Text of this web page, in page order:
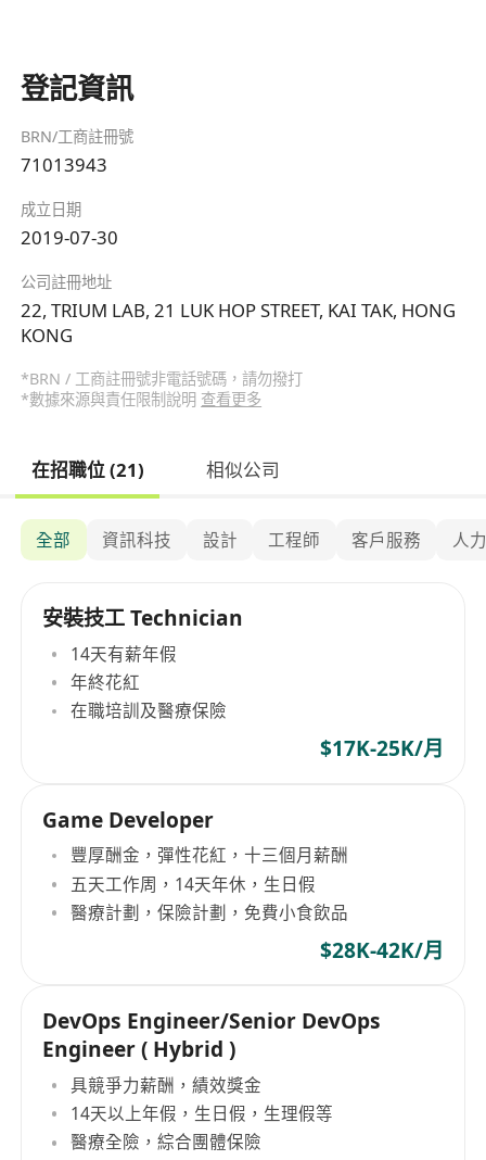
登記資訊
BRN/工商註冊號
71013943
成立日期
2019-07-30
公司註冊地址
22, TRIUM LAB, 21 LUK HOP STREET, KAI TAK, HONG
KONG
*BRN / 工商註冊號非電話號碼，請勿撥打
*數據來源與責任限制說明 查看更多
在招職位 (21) 相似公司
全部 資訊科技 設計 工程師 客戶服務 人
安裝技工 Technician
14天有薪年假
年終花紅
在職培訓及醫療保險
$17K-25K/月
Game Developer
豐厚酬金，彈性花紅，十三個月薪酬
五天工作周，14天年休，生日假
醫療計劃，保險計劃，免費小食飲品
$28K-42K/月
DevOps Engineer/Senior DevOps
Engineer ( Hybrid )
具競爭力薪酬，績效獎金
14天以上年假，生日假，生理假等
醫療全險，綜合團體保險